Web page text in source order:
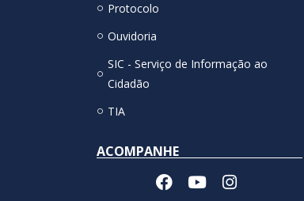
Protocolo
Ouvidoria
SIC - Serviço de Informação ao
Cidadão
TIA
ACOMPANHE